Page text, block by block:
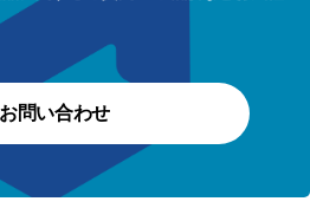
お問い合わせ